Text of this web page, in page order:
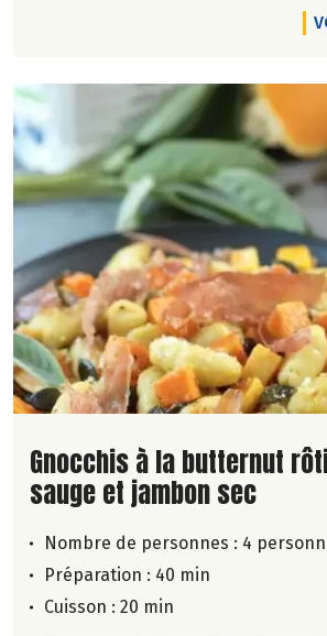
Lire la suite de la recette
Gnocchis à la butternut
sauge et jambon sec
Nombre de personnes : 4
Préparation : 40 min
Cuisson : 20 min